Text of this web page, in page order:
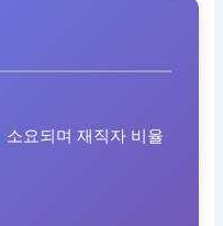
소요되며 재직자 비율